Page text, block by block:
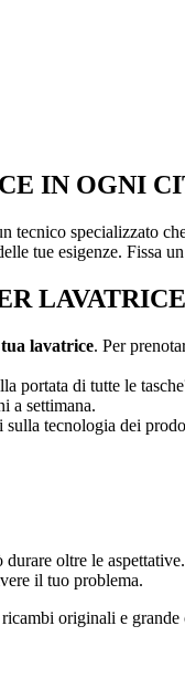
IN OGNI
tecnico specializzato
tue esigenze. Fissa
lavatrice. Per
portata di tutte le
a settimana.
tecnologia dei
oltre le
il tuo problema.
originali e